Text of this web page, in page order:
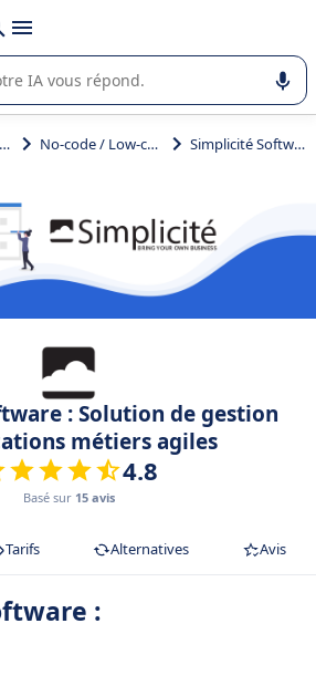
avec
dans l'utilisation ou la sélection de
Services informatiques No-code / Low-code Simplicité Software
: Solution de gestion
métiers agiles
4.8
Basé sur 15 avis
Tarifs Alternatives Avis
: